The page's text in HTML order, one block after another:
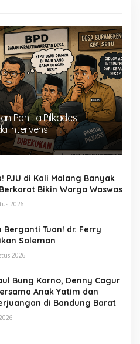
Panitia Pilkades
Intervensi
PJU di Kali Malang Banyak
Bikin Warga Waswas
2026
Berganti Tuan! dr. Ferry
Soleman
2026
Bung Karno, Denny Cagur
Anak Yatim dan
di Bandung Barat